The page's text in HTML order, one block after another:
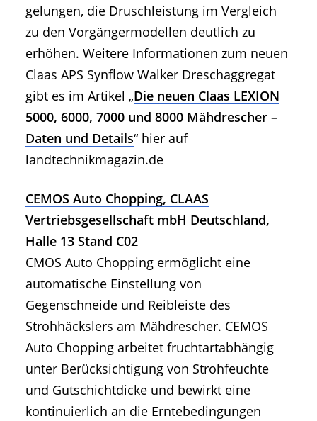
gelungen, die Druschleistung im Vergleich
zu den Vorgängermodellen deutlich zu
erhöhen. Weitere Informationen zum neuen
Claas APS Synflow Walker Dreschaggregat
gibt es im Artikel „Die neuen Claas LEXION
5000, 6000, 7000 und 8000 Mähdrescher –
Daten und Details“ hier auf
landtechnikmagazin.de
CEMOS Auto Chopping, CLAAS
Vertriebsgesellschaft mbH Deutschland,
Halle 13 Stand C02
CMOS Auto Chopping ermöglicht eine
automatische Einstellung von
Gegenschneide und Reibleiste des
Strohhäckslers am Mähdrescher. CEMOS
Auto Chopping arbeitet fruchtartabhängig
unter Berücksichtigung von Strohfeuchte
und Gutschichtdicke und bewirkt eine
kontinuierlich an die Erntebedingungen